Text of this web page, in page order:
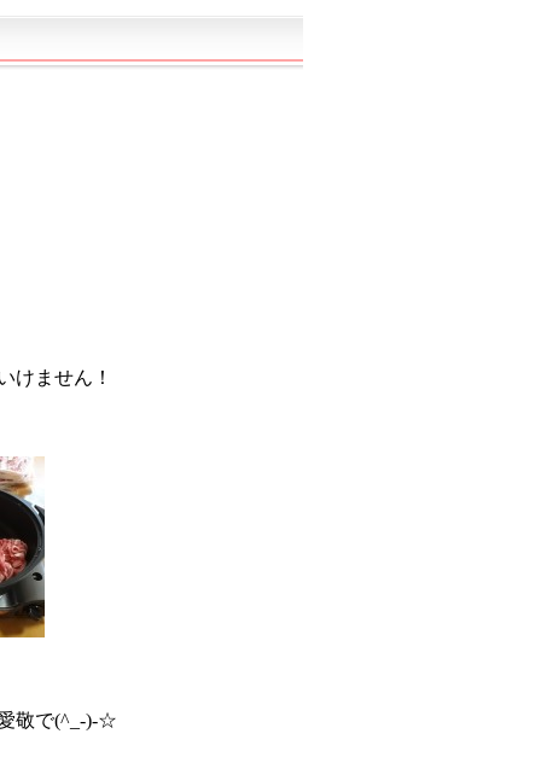
けません！
敬で(^_-)-☆